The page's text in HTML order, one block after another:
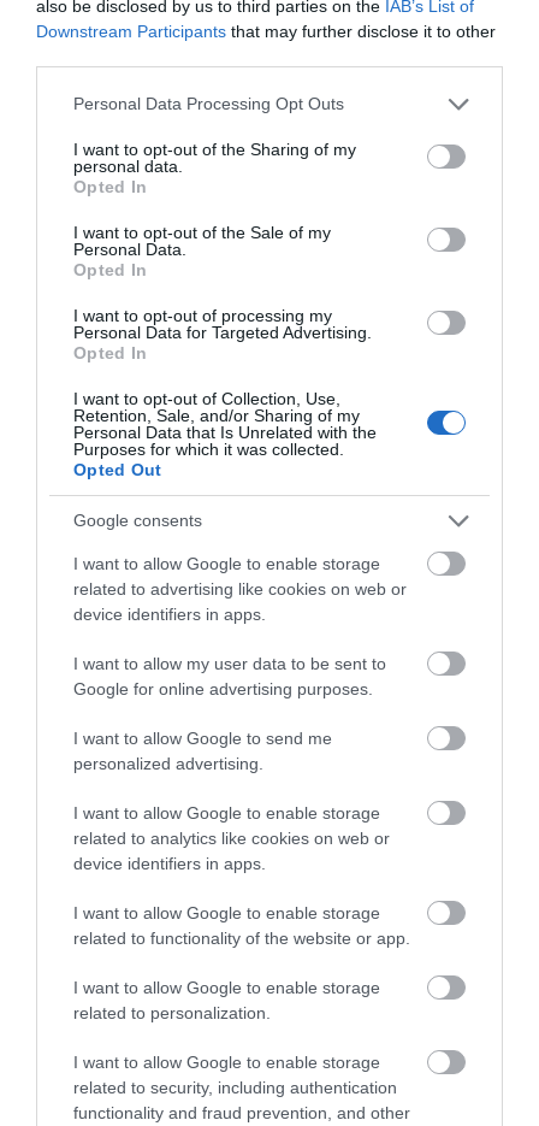
also be disclosed by us to third parties on the IAB’s List of
Downstream Participants that may further disclose it to other
Please note that this website/app uses one or more Google
not limited to your visit or usage behaviour. You may click to
grant or deny consent to Google and its third-party tags to
use your data for below specified purposes in below Google
consent section.
Personal Data Processing Opt Outs
I want to opt-out of the Sharing of my
personal data.
Opted In
I want to opt-out of the Sale of my
Personal Data.
Opted In
I want to opt-out of processing my
Personal Data for Targeted Advertising.
Opted In
I want to opt-out of Collection, Use,
Retention, Sale, and/or Sharing of my
Personal Data that Is Unrelated with the
Purposes for which it was collected.
Opted Out
Google consents
I want to allow Google to enable storage
related to advertising like cookies on web or
device identifiers in apps.
I want to allow my user data to be sent to
Google for online advertising purposes.
I want to allow Google to send me
personalized advertising.
I want to allow Google to enable storage
related to analytics like cookies on web or
device identifiers in apps.
I want to allow Google to enable storage
related to functionality of the website or app.
I want to allow Google to enable storage
related to personalization.
I want to allow Google to enable storage
related to security, including authentication
functionality and fraud prevention, and other
10.08.2026 | 11:20
Η Λίμνη Ευβοίας γίνεται σημείο
Στερεάς Ελλάδας
10.08.2026 | 11:00
Χαλκίδα: Γιατί φωτίστηκε στα
παραλία
10.08.2026 | 10:40
Έκτακτη διακοπή νερού στους
Ωρεούς Ευβοίας
Ελεγκτές της ΑΑΔΕ κατέσχεσαν
σχεδόν 1300 φιάλλες παράνομου
ψυκτικού υγρού φρέον (εικόνες)
10.08.2026 | 10:00
Μεγάλο βήμα για την υγεία στη
Βόρεια Εύβοια
σήμερα, Δευτέρα 10 Αυγούστου
10.08.2026 | 09:20
Εύβοια: Που έχει διακοπή
ρεύματος σήμερα Δευτέρα 10
Αυγούστου
10.08.2026 | 09:00
Αττικής: Ήχησε το 112, καίει
κοντά σε σπίτια
ΠΕΡΙΣΣΟΤΕΡΑ ΑΠΟ ΕΙΔΗΣΕΙΣ ΕΥΒΟΙΑ
Πού θα γίνει το
επόμενο πανηγύρι
Μαρία Νομικού
Κόκκινος συναγερμός
Αυτά τα σχολεία
αναβαθμίζονται στην
Εύβοια – Τι έργα
γίνονται – Δείτε
Αύγουστος στην
Εύβοια: Τι θα γίνει
αύριο στα σοκάκια
Η Λίμνη Ευβοίας
συνάντησης των
γεύσεων της Στερεάς
ροζ το δημαρχείο στην
παραλία